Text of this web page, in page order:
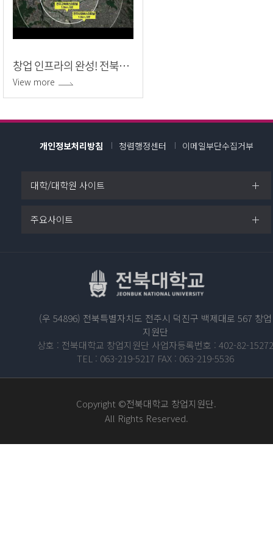
창업 인프라의 완성! 전북대학교 캠퍼스 혁신파크!
View more
개인정보처리방침 청렴행정센터 이메일부단수집거부
대학/대학원 사이트
주요사이트
(우 54896) 전북특별자치도 전주시 덕진구 백제대로 567 창업
지원단
상호 : 전북대학교 창업지원단 사업자등록번호 : 402-82-15272
TEL : 063-219-5217 FAX : 063-219-5536
Copyright ©전북대학교 창업지원단.
All Rights Reserved.